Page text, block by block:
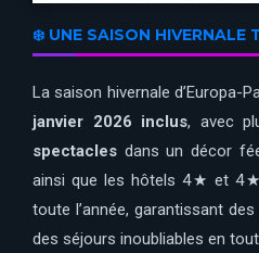
❄️ UNE SAISON HIVERNALE
La saison hivernale d’Europa-
janvier 2026 inclus, avec
spectacles dans un décor
ainsi que les hôtels 4★ et
toute l’année, garantissant
des séjours inoubliables en